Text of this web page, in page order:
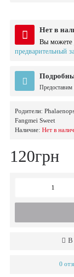
Нет в
Вы можете
предварительный
Предоставим
Родители:
Fangmei Sweet
Наличие: Нет в
120грн
В
0